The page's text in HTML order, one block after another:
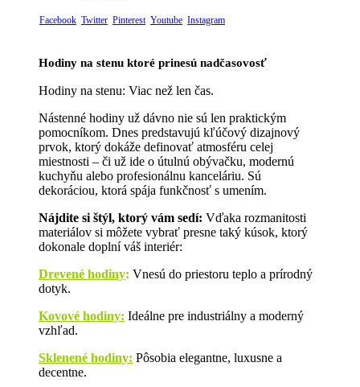
Facebook Twitter Pinterest Youtube Instagram
Hodiny na stenu ktoré prinesú nadčasovosť
Hodiny na stenu: Viac než len čas.
Nástenné hodiny už dávno nie sú len praktickým
pomocníkom. Dnes predstavujú kľúčový dizajnový
prvok, ktorý dokáže definovať atmosféru celej
miestnosti – či už ide o útulnú obývačku, modernú
kuchyňu alebo profesionálnu kanceláriu. Sú
dekoráciou, ktorá spája funkčnosť s umením.
Nájdite si štýl, ktorý vám sedí: Vďaka rozmanitosti
materiálov si môžete vybrať presne taký kúsok, ktorý
dokonale doplní váš interiér:
Drevené hodiny: Vnesú do priestoru teplo a prírodný
dotyk.
Kovové hodiny: Ideálne pre industriálny a moderný
vzhľad.
Sklenené hodiny: Pôsobia elegantne, luxusne a
decentne.